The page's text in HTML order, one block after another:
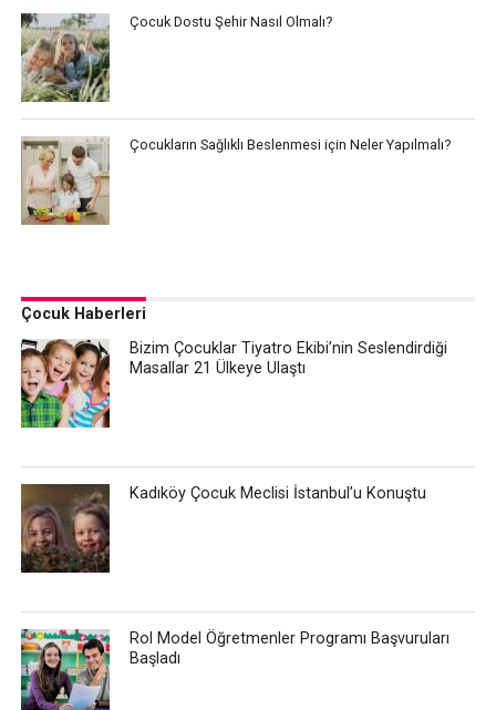
Çocuk Dostu Şehir Nasıl Olmalı?
Çocukların Sağlıklı Beslenmesi için Neler Yapılmalı?
Çocuk Haberleri
Bizim Çocuklar Tiyatro Ekibi’nin Seslendirdiği
Masallar 21 Ülkeye Ulaştı
Kadıköy Çocuk Meclisi İstanbul’u Konuştu
Rol Model Öğretmenler Programı Başvuruları
Başladı